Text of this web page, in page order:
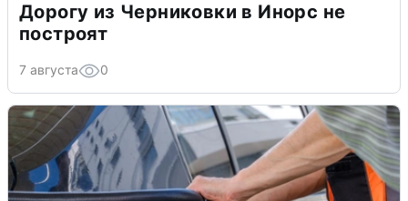
Дорогу из Черниковки в Инорс не
построят
7 августа 0